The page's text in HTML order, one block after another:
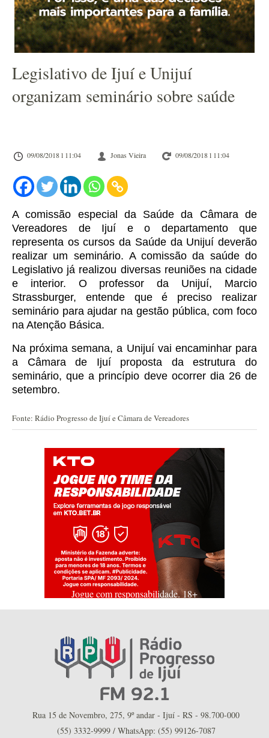
Legislativo de Ijuí e Unijuí
organizam seminário sobre saúde
09/08/2018 l 11:04 Jonas Vieira 09/08/2018 l 11:04
A comissão especial da Saúde da Câmara de
Vereadores de Ijuí e o departamento que
representa os cursos da Saúde da Unijuí deverão
realizar um seminário. A comissão da saúde do
Legislativo já realizou diversas reuniões na cidade
e interior. O professor da Unijuí, Marcio
Strassburger, entende que é preciso realizar
seminário para ajudar na gestão pública, com foco
na Atenção Básica.
Na próxima semana, a Unijuí vai encaminhar para
a Câmara de Ijuí proposta da estrutura do
seminário, que a princípio deve ocorrer dia 26 de
setembro.
Fonte: Rádio Progresso de Ijuí e Câmara de Vereadores
Jogue com responsabilidade. 18+
Rua 15 de Novembro, 275, 9º andar - Ijuí - RS - 98.700-000
(55) 3332-9999 / WhatsApp: (55) 99126-7087